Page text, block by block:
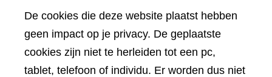
De cookies die deze website plaatst hebben
geen impact op je privacy. De geplaatste
cookies zijn niet te herleiden tot een pc,
tablet, telefoon of individu. Er worden dus niet